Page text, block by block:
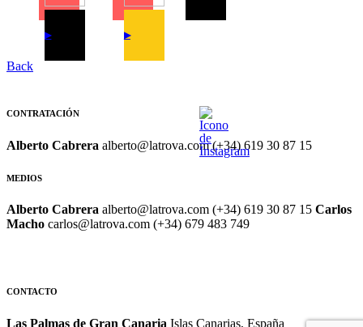
▶ ▶
Back
CONTRATACIÓN
Alberto Cabrera alberto@latrova.com (+34) 619 30 87 15
MEDIOS
Alberto Cabrera alberto@latrova.com (+34) 619 30 87 15 Carlos
Macho carlos@latrova.com (+34) 679 483 749
CONTACTO
Las Palmas de Gran Canaria Islas Canarias, España